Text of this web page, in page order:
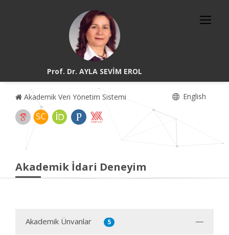
Prof. Dr. AYLA SEVİM EROL
Akademik Veri Yönetim Sistemi English
Akademik İdari Deneyim
Akademik Ünvanlar 5